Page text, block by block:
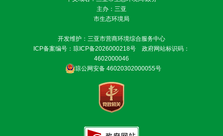
主办：三亚
市生态环境局
开发维护：三亚市营商环境综合服务中心
ICP备案编号： 琼ICP备2026000218号
政府网站标识码：
4602000046
琼公网安备 46020302000055号